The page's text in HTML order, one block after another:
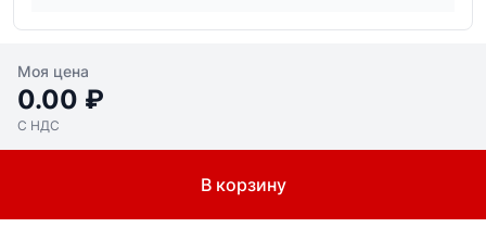
Моя цена
0.00 ₽
С НДС
В корзину